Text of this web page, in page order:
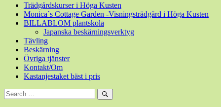
Trädgårdskurser i Höga Kusten
Monica´s Cottage Garden -Visningsträdgård i Höga Kusten
BILLABLOM plantskola
Japanska beskärningsverktyg
Tävling
Beskärning
Övriga tjänster
Kontakt/Om
Kastanjestaket bäst i pris
Sök
efter:
Sök